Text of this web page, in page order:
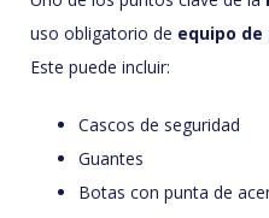
uso obligatorio de equipo de
Este puede incluir:
Cascos de seguridad
Guantes
Botas con punta de